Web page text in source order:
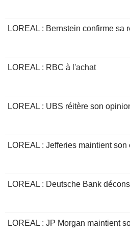
LOREAL : Bernstein confirme sa
LOREAL : RBC à l'achat
LOREAL : UBS réitère son
LOREAL : Jefferies maintient
LOREAL : Deutsche Bank
LOREAL : JP Morgan maintient